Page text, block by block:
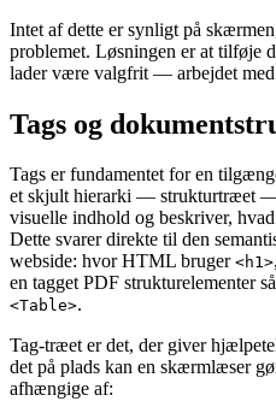
Intet af dette er synligt på
problemet. Løsningen er at tilføje
lader være valgfrit — arbejdet med
Tags og
Tags er fundamentet for en
et skjult hierarki — strukturtræet —
visuelle indhold og beskriver,
Dette svarer direkte til den
webside: hvor HTML bruger <h1>,
en tagget PDF strukturelementer
<Table>.
Tag-træet er det, der giver
det på plads kan en skærmlæser
afhængige af: